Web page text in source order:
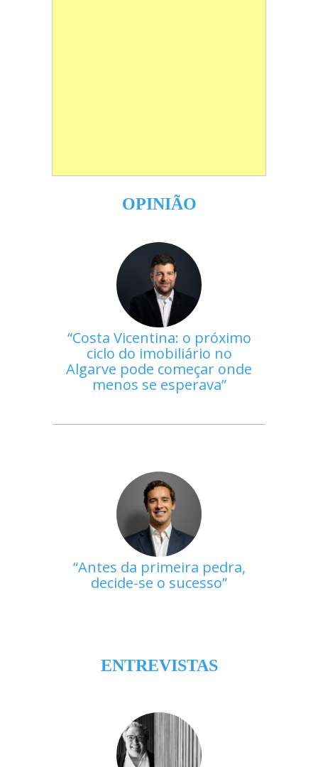
OPINIÃO
Costa Vicentina: o próximo
ciclo do imobiliário no
Algarve pode começar onde
menos se esperava
Antes da primeira pedra,
decide-se o sucesso
ENTREVISTAS